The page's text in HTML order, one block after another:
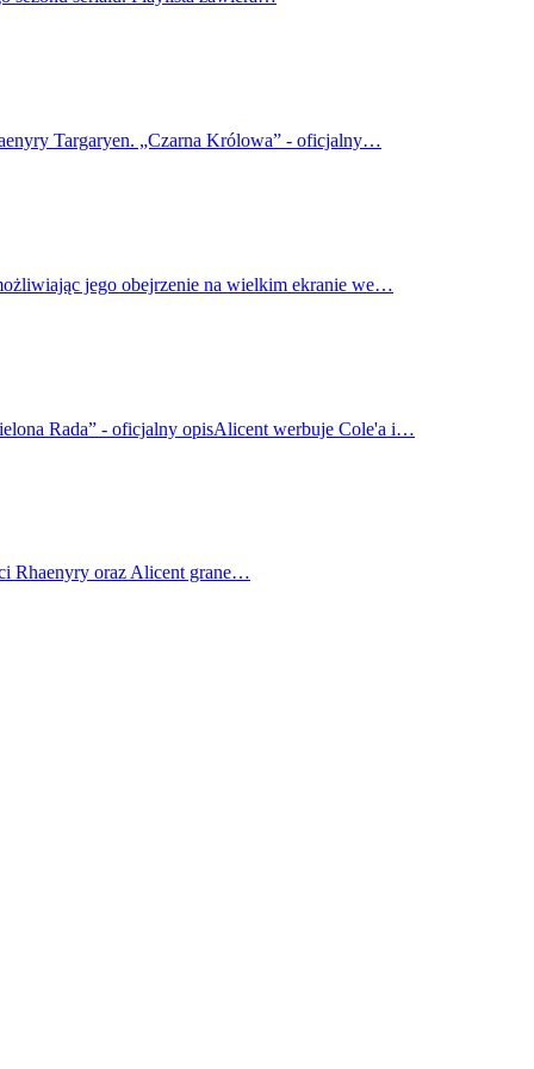
Targaryen. „Czarna Królowa” - oficjalny…
jego obejrzenie na wielkim ekranie we…
Rada” - oficjalny opisAlicent werbuje Cole'a i…
Rhaenyry oraz Alicent grane…